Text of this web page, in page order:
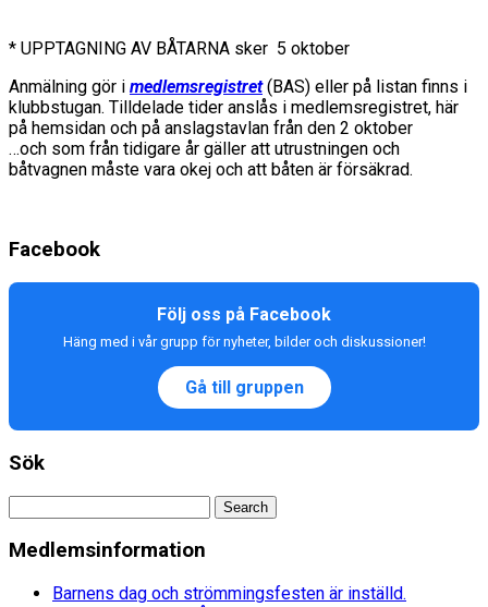
* UPPTAGNING AV BÅTARNA sker 5 oktober
Anmälning gör i medlemsregistret(BAS) eller på listan finns i
klubbstugan. Tilldelade tider anslås i medlemsregistret, här
på hemsidan och på anslagstavlan från den 2 oktober
…och som från tidigare år gäller att utrustningen och
båtvagnen måste vara okej och att båten är försäkrad.
Facebook
Följ oss på Facebook
Häng med i vår grupp för nyheter, bilder och diskussioner!
Gå till gruppen
Sök
Medlemsinformation
Barnens dag och strömmingsfesten är inställd.